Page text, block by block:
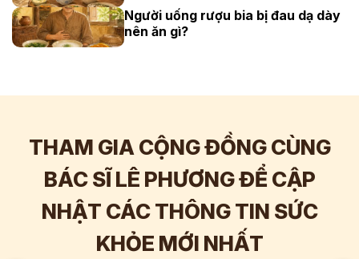
Người uống rượu bia bị đau dạ dày
nên ăn gì?
THAM GIA CỘNG ĐỒNG CÙNG
BÁC SĨ LÊ PHƯƠNG ĐỂ CẬP
NHẬT CÁC THÔNG TIN SỨC
KHỎE MỚI NHẤT